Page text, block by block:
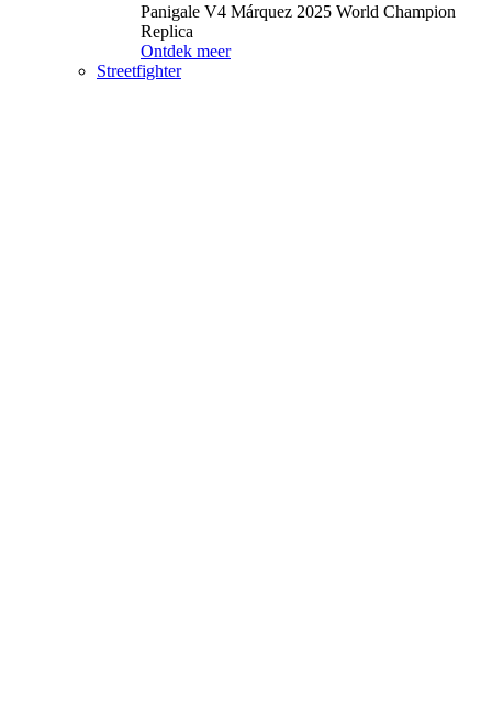
Panigale V4 Márquez 2025 World Champion
Replica
Ontdek meer
Streetfighter